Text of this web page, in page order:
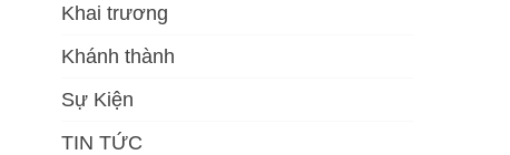
Khai trương
Khánh thành
Sự Kiện
TIN TỨC